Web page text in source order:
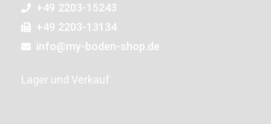
+49 2203-15243
+49 2203-13134
info@my-boden-shop.de
Lager und Verkauf